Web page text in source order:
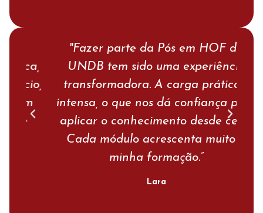
"Fazer parte da Pós em HOF da
UNDB tem sido uma experiência
transformadora. A carga prática é
intensa, o que nos dá confiança para
aplicar o conhecimento desde cedo.
Cada módulo acrescenta muito à
minha formação.”